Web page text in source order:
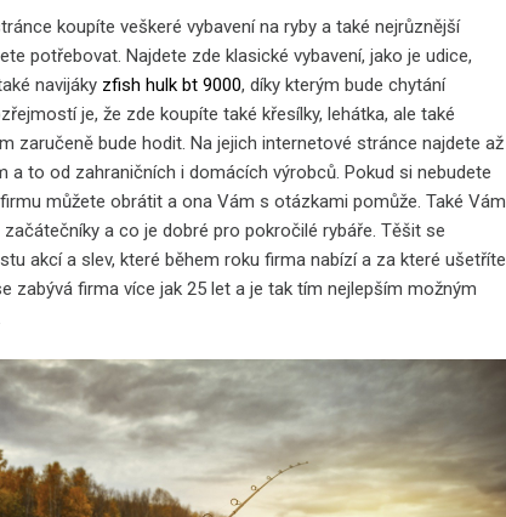
koupíte veškeré vybavení na ryby a také nejrůznější
potřebovat. Najdete zde klasické vybavení, jako je udice,
navijáky zfish hulk bt 9000, díky kterým bude chytání
je, že zde koupíte také křesílky, lehátka, ale také
zaručeně bude hodit. Na jejich internetové stránce najdete až
a to od zahraničních i domácích výrobců. Pokud si nebudete
můžete obrátit a ona Vám s otázkami pomůže. Také Vám
a co je dobré pro pokročilé rybáře. Těšit se
akcí a slev, které během roku firma nabízí a za které ušetříte
zabývá firma více jak 25 let a je tak tím nejlepším možným